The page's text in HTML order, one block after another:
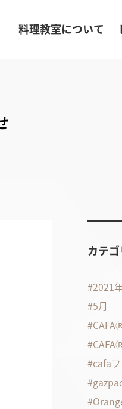
料理教室について
カテゴ
2021
5月
cafa